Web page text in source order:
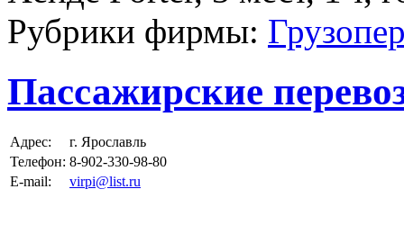
Рубрики фирмы:
Пассажирские
Адрес:
г. Ярославль
Телефон: 8-902-330-98-80
E-mail:
virpi@list.ru